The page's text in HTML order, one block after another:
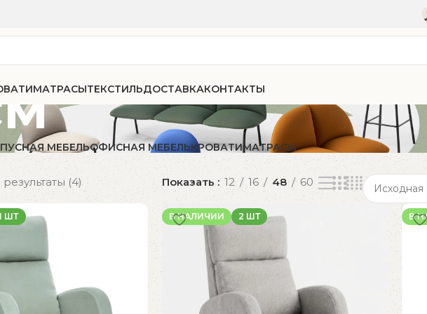
МАТРАСЫТЕКСТИЛЬДОСТАВКАКОНТАКТЫ
МЕБЕЛЬОФИСНАЯ МЕБЕЛЬКРОВАТИМАТРАСЫ
(4) Показать 12 16 48 60
ШТ В НАЛИЧИИ 2 ШТ В